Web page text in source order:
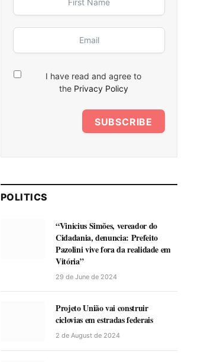
I have read and agree to
the Privacy Policy
SUBSCRIBE
POLITICS
“Vinicius Simões, vereador do
Cidadania, denuncia: Prefeito
Pazolini vive fora da realidade em
Vitória”
29 de June de 2024
Projeto União vai construir
ciclovias em estradas federais
2 de August de 2024